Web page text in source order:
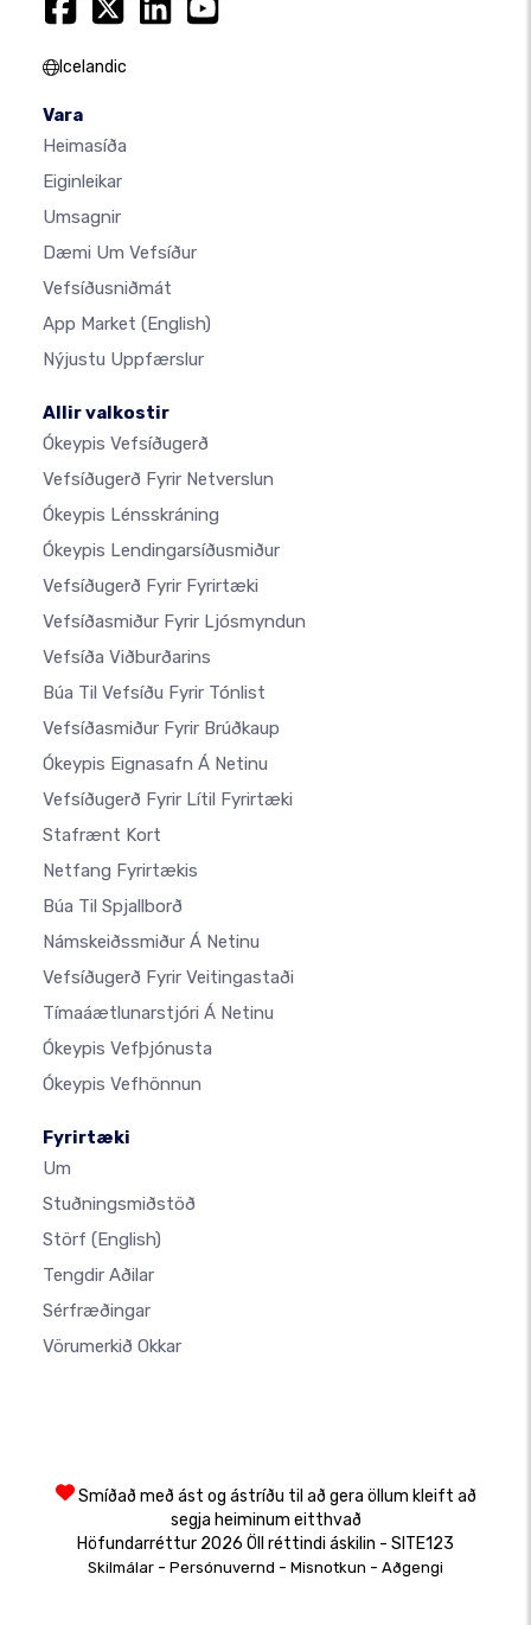
Icelandic
Vara
Heimasíða
Eiginleikar
Umsagnir
Dæmi Um Vefsíður
Vefsíðusniðmát
App Market (English)
Nýjustu Uppfærslur
Allir valkostir
Ókeypis Vefsíðugerð
Vefsíðugerð Fyrir Netverslun
Ókeypis Lénsskráning
Ókeypis Lendingarsíðusmiður
Vefsíðugerð Fyrir Fyrirtæki
Vefsíðasmiður Fyrir Ljósmyndun
Vefsíða Viðburðarins
Búa Til Vefsíðu Fyrir Tónlist
Vefsíðasmiður Fyrir Brúðkaup
Ókeypis Eignasafn Á Netinu
Vefsíðugerð Fyrir Lítil Fyrirtæki
Stafrænt Kort
Netfang Fyrirtækis
Búa Til Spjallborð
Námskeiðssmiður Á Netinu
Vefsíðugerð Fyrir Veitingastaði
Tímaáætlunarstjóri Á Netinu
Ókeypis Vefþjónusta
Ókeypis Vefhönnun
Fyrirtæki
Um
Stuðningsmiðstöð
Störf (English)
Tengdir Aðilar
Sérfræðingar
Vörumerkið Okkar
Smíðað með ást og ástríðu til að gera öllum kleift að
segja heiminum eitthvað
Höfundarréttur 2026 Öll réttindi áskilin - SITE123
Skilmálar - Persónuvernd - Misnotkun - Aðgengi